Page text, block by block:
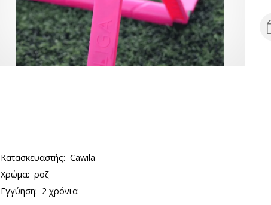
Κατασκευαστής: Cawila
Χρώμα: ροζ
Εγγύηση: 2 χρόνια